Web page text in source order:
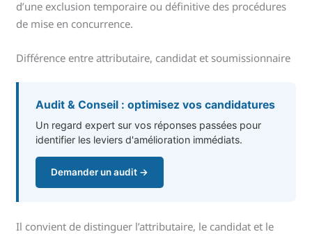
d’une exclusion temporaire ou définitive des procédures
de mise en concurrence.
Différence entre attributaire, candidat et soumissionnaire
Audit & Conseil : optimisez vos candidatures
Un regard expert sur vos réponses passées pour
identifier les leviers d'amélioration immédiats.
Demander un audit →
Il convient de distinguer l’attributaire, le candidat et le